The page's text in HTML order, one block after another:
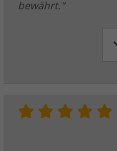
bewährt."